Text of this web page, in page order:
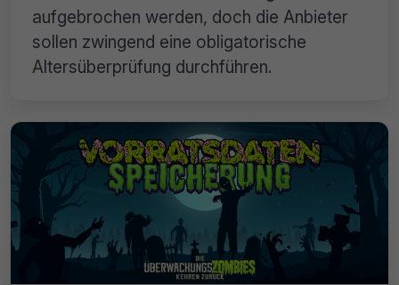
aufgebrochen werden, doch die Anbieter
sollen zwingend eine obligatorische
Altersüberprüfung durchführen.